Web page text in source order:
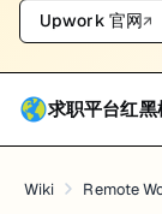
先接小项目建
想快速验证市
能接受前期自
它的优点是入口低，
2. 高筛选人才平台
比如 Toptal 这类，
Upwork 官网↗
求职平台红黑
Wiki Remote